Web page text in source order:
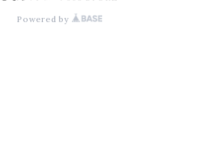
Powered by